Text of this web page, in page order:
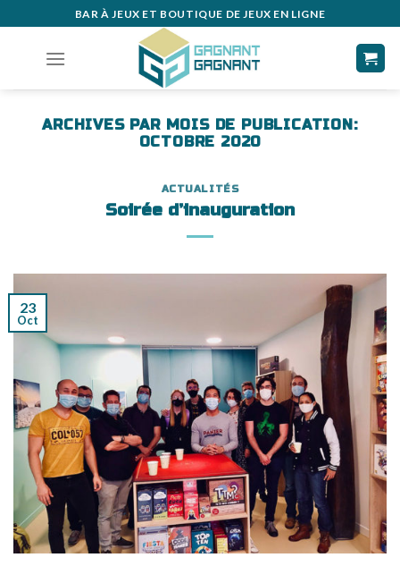
content
BAR À JEUX ET BOUTIQUE DE JEUX EN LIGNE
ARCHIVES PAR MOIS DE PUBLICATION:
OCTOBRE 2020
ACTUALITÉS
Soirée d’inauguration
23
Oct